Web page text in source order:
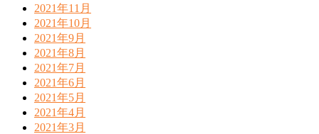
2021年11月
2021年10月
2021年9月
2021年8月
2021年7月
2021年6月
2021年5月
2021年4月
2021年3月